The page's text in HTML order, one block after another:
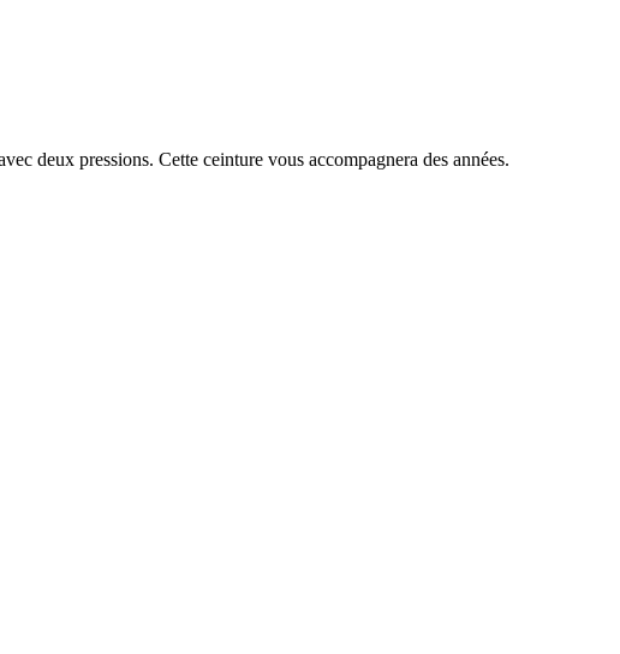
deux pressions. Cette ceinture vous accompagnera des années.